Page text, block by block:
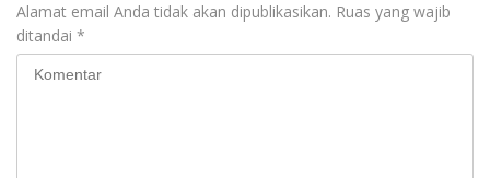
Alamat email Anda tidak akan dipublikasikan. Ruas yang wajib
ditandai *